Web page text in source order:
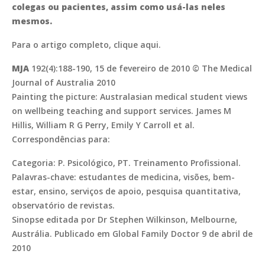
colegas ou pacientes, assim como usá-las neles
mesmos.
Para o artigo completo, clique aqui.
MJA 192(4):188-190, 15 de fevereiro de 2010 © The Medical
Journal of Australia 2010
Painting the picture: Australasian medical student views
on wellbeing teaching and support services. James M
Hillis, William R G Perry, Emily Y Carroll et al.
Correspondências para:
Categoria: P. Psicológico, PT. Treinamento Profissional.
Palavras-chave: estudantes de medicina, visões, bem-
estar, ensino, serviços de apoio, pesquisa quantitativa,
observatório de revistas.
Sinopse editada por Dr Stephen Wilkinson, Melbourne,
Austrália. Publicado em Global Family Doctor 9 de abril de
2010